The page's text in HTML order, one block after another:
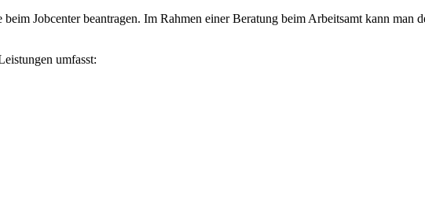
Jobcenter beantragen. Im Rahmen einer Beratung beim Arbeitsamt kann man
umfasst: